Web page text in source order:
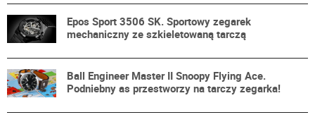
Epos Sport 3506 SK. Sportowy zegarek
mechaniczny ze szkieletowaną tarczą
Ball Engineer Master II Snoopy Flying Ace.
Podniebny as przestworzy na tarczy zegarka!